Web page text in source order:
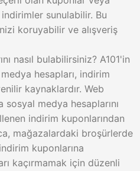
sunulabilir. Bu
koruyabilir ve alışveriş
nasıl bulabilirsiniz? A101'in
hesapları, indirim
kaynaklardır. Web
medya hesaplarını
indirim kuponlarından
mağazalardaki broşürlerde
kuponlarına
kaçırmamak için düzenli